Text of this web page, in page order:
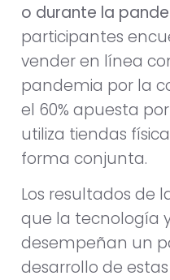
o durante la
participantes
vender en línea
pandemia por la
el 60% apuesta
utiliza tiendas
forma conjunta.
Los resultados de
que la tecnología
desempeñan un
desarrollo de